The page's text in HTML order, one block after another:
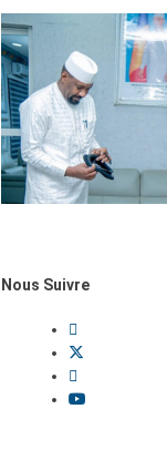
Nous Suivre